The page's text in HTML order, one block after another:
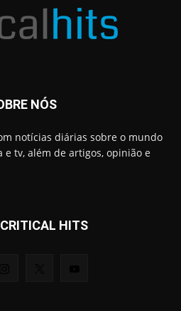
NÓS
notícias diárias sobre o mundo
e tv, além de artigos, opinião e
HITS